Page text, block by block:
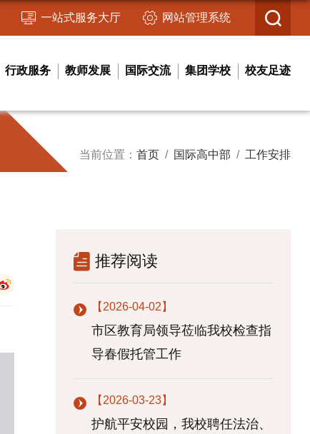
一站式服务大厅 网站管理系统
行政服务 教师发展 国际交流 集团学校 校友足迹
当前位置：首页 / 国际高中部 / 工作安排
推荐阅读
【2026-04-02】
市区教育局领导莅临我校检查指
导春假托管工作
【2026-03-23】
护航平安校园，我校聘任法治、